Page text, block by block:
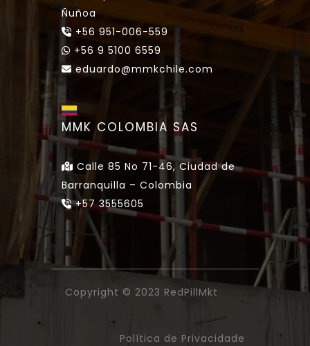
Ñuñoa
+56 951-006-559
+56 9 5100 6559
eduardo@mmkchile.com
MMK COLOMBIA SAS
Calle 85 No 71-46, Ciudad de
Barranquilla – Colombia
+57 3555605
Copyright © 2023 RedPillMkt
Política de Privacidade